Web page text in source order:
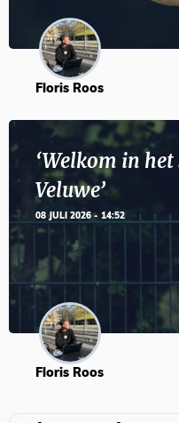
Floris Roos
‘Welkom in
Veluwe’
08 JULI 2026 - 14:52
Floris Roos